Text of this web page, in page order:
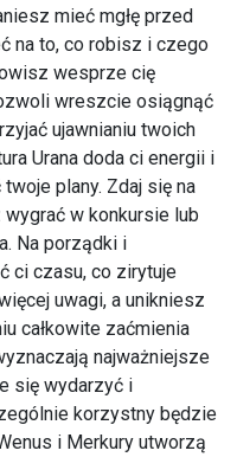
mieć mgłę przed
na to, co robisz i czego
wesprze cię
wreszcie osiągnąć
ujawnianiu twoich
Urana doda ci energii i
plany. Zdaj się na
w konkursie lub
Na porządki i
ci czasu, co zirytuje
uwagi, a unikniesz
całkowite zaćmienia
najważniejsze
się wydarzyć i
korzystny będzie
i Merkury utworzą